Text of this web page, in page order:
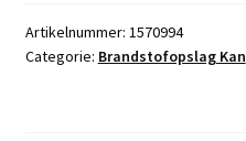
Artikelnummer: 1570994
Categorie: Brandstofopslag Kan